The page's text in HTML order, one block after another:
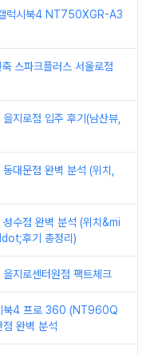
럭시북4 NT750XGR-A3
스파크플러스 서울로점
지로점 입주 후기(남산뷰,
대문점 완벽 분석 (위치,
수점 완벽 분석 (위치&mi
후기 총정리)
지로센터원점 팩트체크
북4 프로 360 (NT960Q
완벽 분석